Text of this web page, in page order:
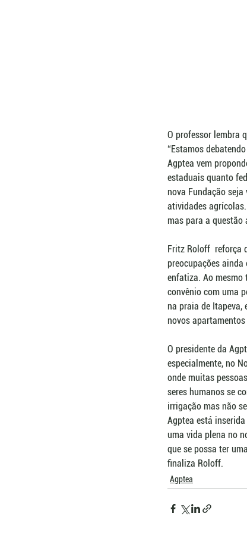
O professor lembra
“Estamos
Agptea vem
estaduais quanto
nova Fundação
atividades
mas para a questão
Fritz Roloff  reforça
preocupações
enfatiza. Ao mesmo
convênio com uma
na praia de Itapeva,
novos
O presidente da
especialmente, no
onde muitas
seres humanos se
irrigação mas não
Agptea está
uma vida plena no
que se possa ter
finaliza Roloff.
Agptea